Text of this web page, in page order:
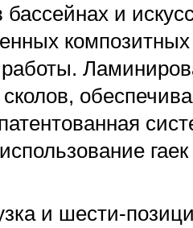
бассейнах и
работы.
и шести-